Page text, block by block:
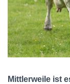
Mittlerweile ist